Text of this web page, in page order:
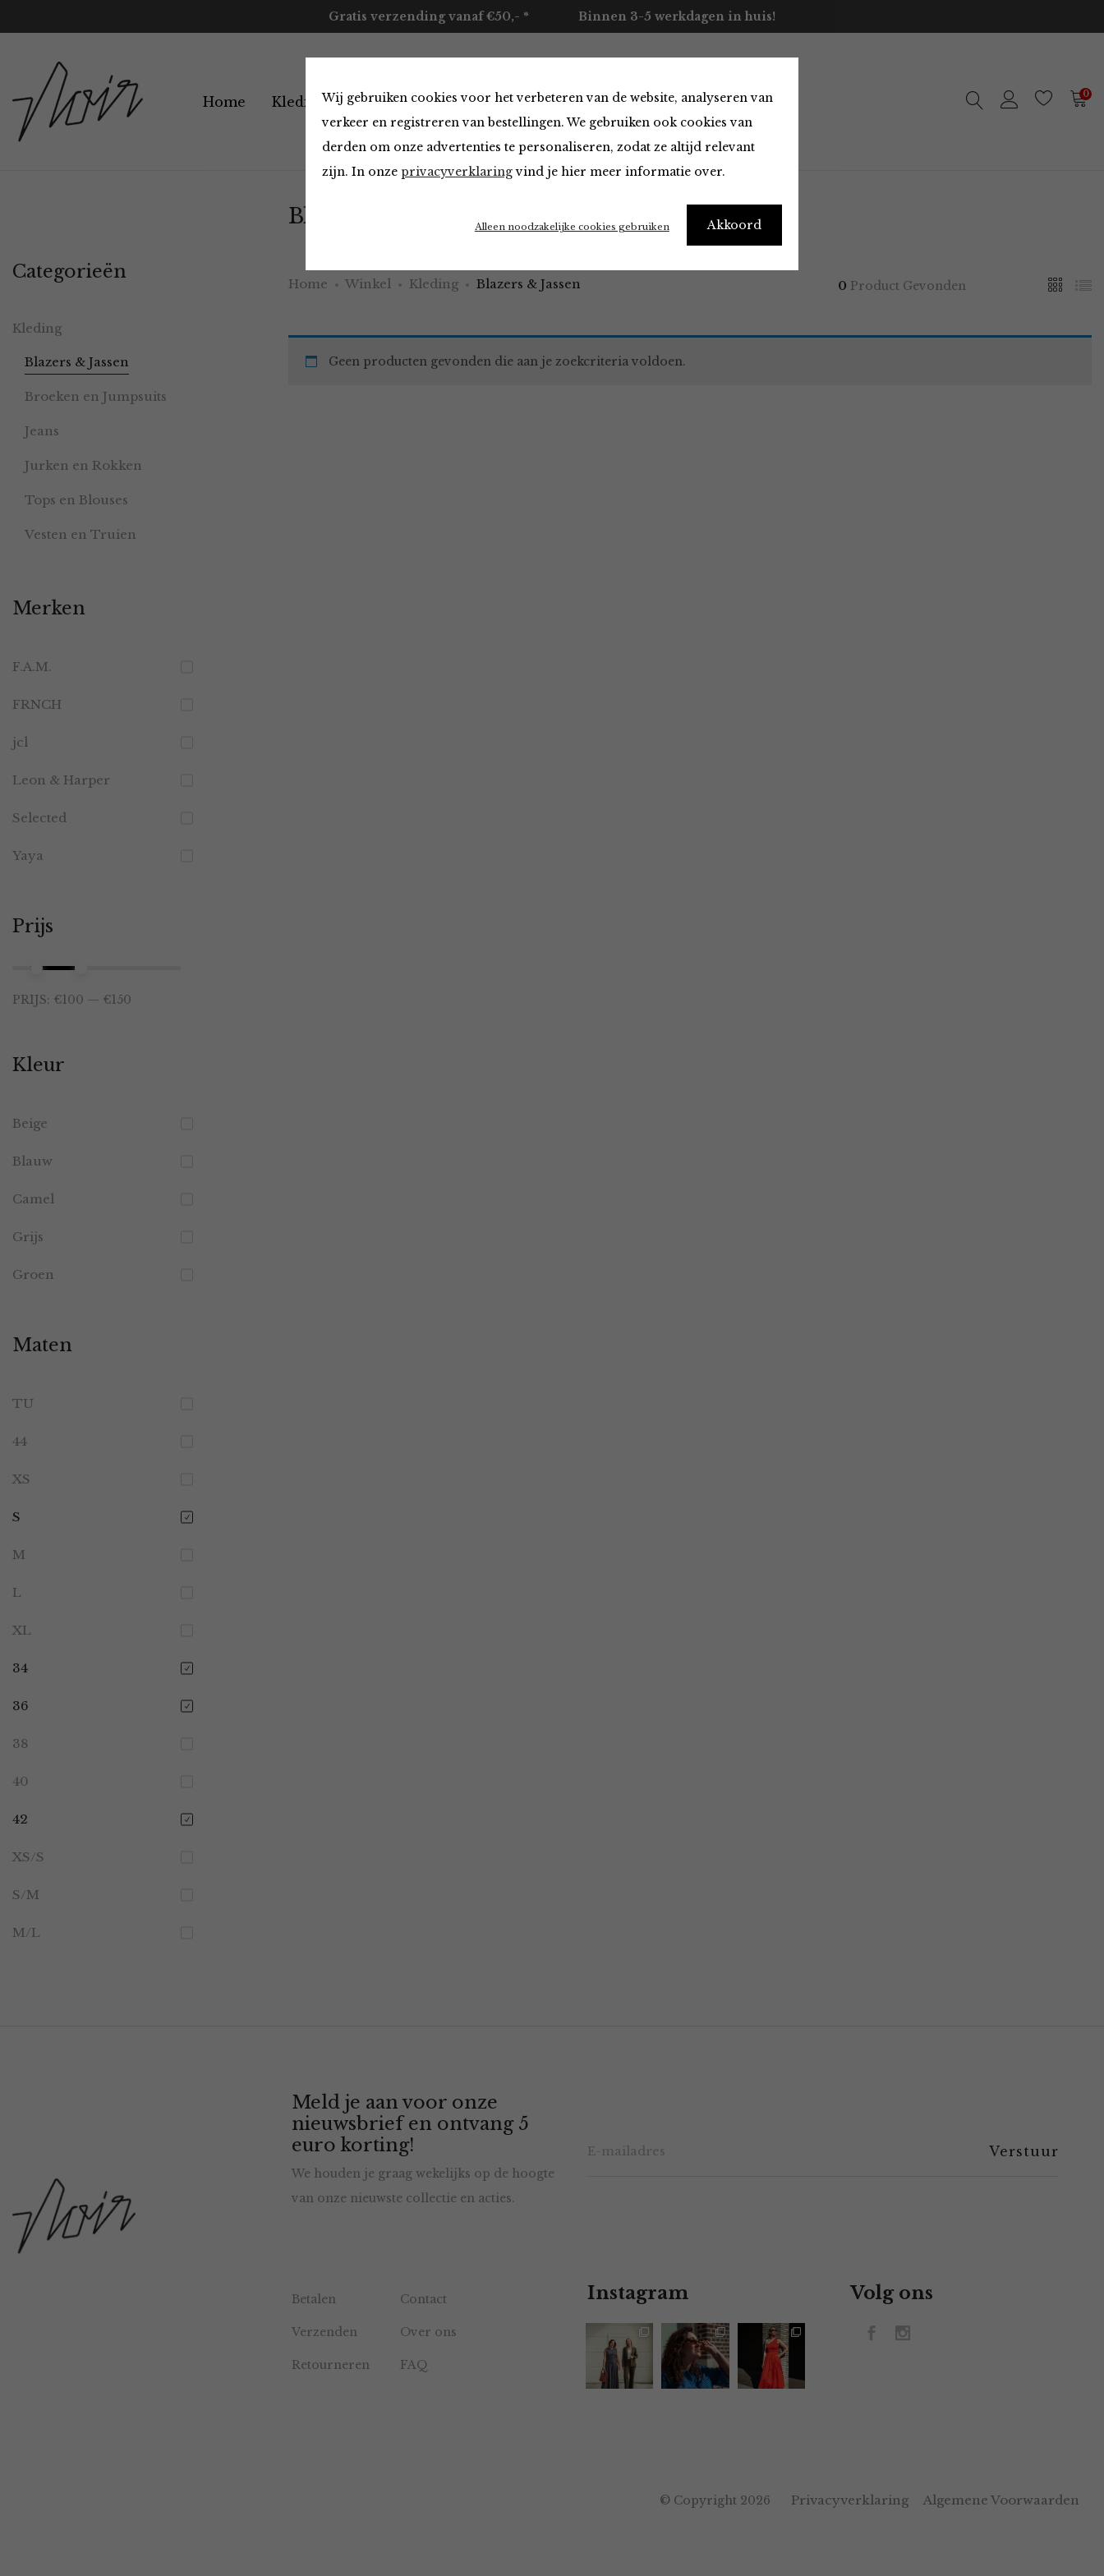
Wij gebruiken cookies voor het verbeteren van de website, analyseren van
verkeer en registreren van bestellingen. We gebruiken ook cookies van
derden om onze advertenties te personaliseren, zodat ze altijd relevant
zijn. In onze privacyverklaringvind je hier meer informatie over.
Akkoord
Alleen noodzakelijke cookies gebruiken
Gratis verzending vanaf €50,- * Binnen 3-5 werkdagen in huis!
Home Kleding Accessoires Merken Over ons Contact 0
Blazers & Jassen
Home Winkel Kleding Blazers & Jassen 0 Product Gevonden
Geen producten gevonden die aan je zoekcriteria voldoen.
Categorieën
Kleding
Blazers & Jassen
Broeken en Jumpsuits
Jeans
Jurken en Rokken
Tops en Blouses
Vesten en Truien
Merken
F.A.M.
FRNCH
jcl
Leon & Harper
Selected
Yaya
Prijs
PRIJS: €100 — €150
Kleur
Beige
Blauw
Camel
Grijs
Groen
Maten
TU
44
XS
S
M
L
XL
34
36
38
40
42
XS/S
S/M
M/L
Meld je aan voor onze
nieuwsbrief en ontvang 5
euro korting!
We houden je graag wekelijks op de hoogte
van onze nieuwste collectie en acties.
Betalen Contact
Verzenden Over ons
Retourneren FAQ
Instagram Volg ons
© Copyright 2026 Privacyverklaring Algemene Voorwaarden